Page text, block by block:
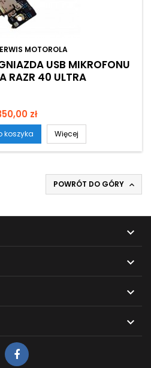
MOTOROLA
USB MIKROFONU
RAZR 40 ULTRA
zł
koszyka Więcej
POWRÓT DO GÓRY 



